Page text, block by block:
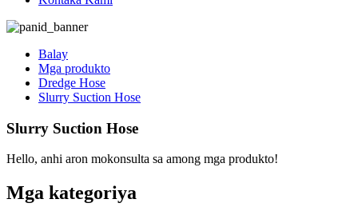
Balay
Mga produkto
Dredge Hose
Slurry Suction Hose
Slurry Suction Hose
Hello, anhi aron mokonsulta sa among mga produkto!
Mga kategoriya